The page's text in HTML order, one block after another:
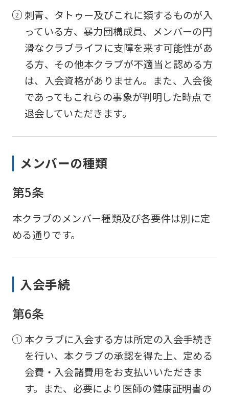
刺青、タトゥー及びこれに類するものが入
っている方、暴力団構成員、メンバーの円
滑なクラブライフに支障を来す可能性があ
る方、その他本クラブが不適当と認める方
は、入会資格がありません。また、入会後
であってもこれらの事象が判明した時点で
退会していただきます。
メンバーの種類
第5条
本クラブのメンバー種類及び各要件は別に定
める通りです。
入会手続
第6条
本クラブに入会する方は所定の入会手続き
を行い、本クラブの承認を得た上、定める
会費・入会諸費用をお支払いいただきま
す。また、必要により医師の健康証明書の